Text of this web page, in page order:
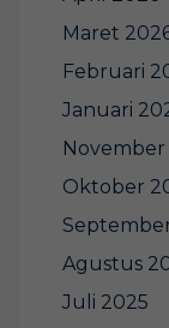
Maret
Februari
Januari
November
Oktober
Agustus
Juli 2025